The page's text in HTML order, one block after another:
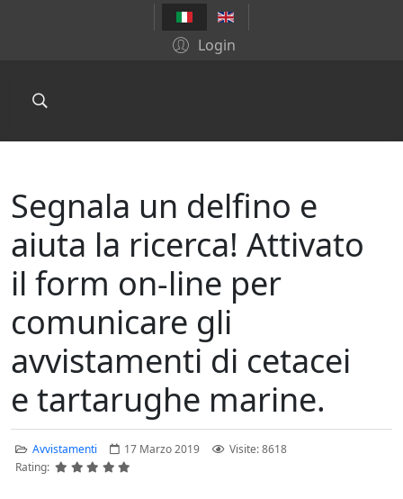
Login
Segnala un delfino e
aiuta la ricerca! Attivato
il form on-line per
comunicare gli
avvistamenti di cetacei
e tartarughe marine.
Avvistamenti 17 Marzo 2019
Visite: 8618
Rating: